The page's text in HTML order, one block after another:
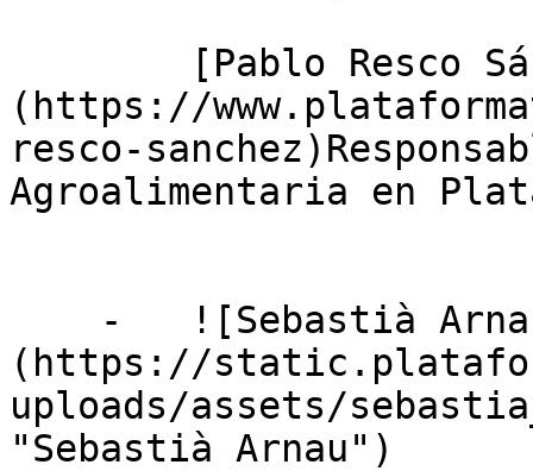
(https://
resco-
Agroalimentaria en
(https://
uploads/assets/
"Sebastià Arnau")